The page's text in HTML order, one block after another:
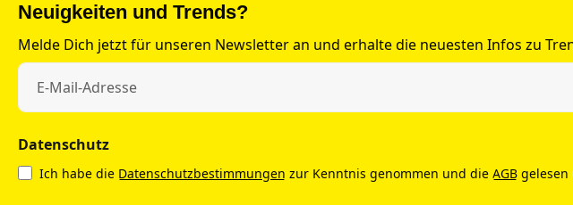
Neuigkeiten und Trends?
Melde Dich jetzt für unseren Newsletter an und erhalte die neuesten Infos zu
Datenschutz
Ich habe die Datenschutzbestimmungen zur Kenntnis genommen und die AGB